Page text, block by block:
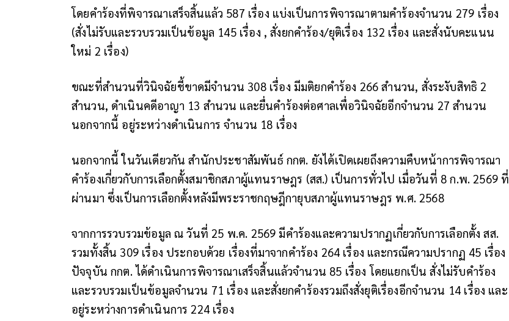
โดยคำร้องที่พิจารณาเสร็จสิ้นแล้ว 587 เรื่อง แบ่งเป็นการพิจารณาตามคำร้องจำนวน 279 เรื่อง
(สั่งไม่รับและรวบรวมเป็นข้อมูล 145 เรื่อง , สั่งยกคำร้อง/ยุติเรื่อง 132 เรื่อง และสั่งนับคะแนน
ใหม่ 2 เรื่อง)
ขณะที่สำนวนที่วินิจฉัยชี้ขาดมีจำนวน 308 เรื่อง มีมติยกคำร้อง 266 สำนวน, สั่งระงับสิทธิ 2
สำนวน, ดำเนินคดีอาญา 13 สำนวน และยื่นคำร้องต่อศาลเพื่อวินิจฉัยอีกจำนวน 27 สำนวน
นอกจากนี้ อยู่ระหว่างดำเนินการ จำนวน 18 เรื่อง
นอกจากนี้ ในวันเดียวกัน สำนักประชาสัมพันธ์ กกต. ยังได้เปิดเผยถึงความคืบหน้าการพิจารณา
คำร้องเกี่ยวกับการเลือกตั้งสมาชิกสภาผู้แทนราษฎร (สส.) เป็นการทั่วไป เมื่อวันที่ 8 ก.พ. 2569 ที่
ผ่านมา ซึ่งเป็นการเลือกตั้งหลังมีพระราชกฤษฎีกายุบสภาผู้แทนราษฎร พ.ศ. 2568
จากการรวบรวมข้อมูล ณ วันที่ 25 พ.ค. 2569 มีคำร้องและความปรากฏเกี่ยวกับการเลือกตั้ง สส.
รวมทั้งสิ้น 309 เรื่อง ประกอบด้วย เรื่องที่มาจากคำร้อง 264 เรื่อง และกรณีความปรากฏ 45 เรื่อง
ปัจจุบัน กกต. ได้ดำเนินการพิจารณาเสร็จสิ้นแล้วจำนวน 85 เรื่อง โดยแยกเป็น สั่งไม่รับคำร้อง
และรวบรวมเป็นข้อมูลจำนวน 71 เรื่อง และสั่งยกคำร้องรวมถึงสั่งยุติเรื่องอีกจำนวน 14 เรื่อง และ
อยู่ระหว่างการดำเนินการ 224 เรื่อง